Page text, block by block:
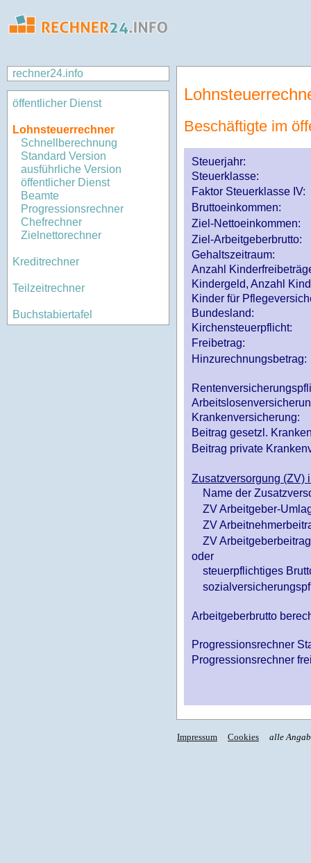
rechner24.info
öffentlicher Dienst
Lohnsteuerrechner
Schnellberechnung
Standard Version
ausführliche Version
öffentlicher Dienst
Beamte
Progressionsrechner
Chefrechner
Zielnettorechner
Kreditrechner
Teilzeitrechner
Buchstabiertafel
Beschäftigte im
Steuerjahr:
Steuerklasse:
Faktor Steuerklasse IV:
Bruttoeinkommen:
Ziel-Nettoeinkommen:
Ziel-Arbeitgeberbrutto:
Gehaltszeitraum:
Anzahl
Kindergeld, Anzahl
Kinder für
Bundesland:
Kirchensteuerpflicht:
Freibetrag:
Hinzurechnungsbetrag:
Krankenversicherung:
Beitrag gesetzl.
Beitrag private
Zusatzversorgung (ZV)
Name der
ZV Arbeitgeber-
ZV
ZV
oder
steuerpflichtiges
Arbeitgeberbrutto
Progressionsrechner
Progressionsrechner
Impressum Cookies alle